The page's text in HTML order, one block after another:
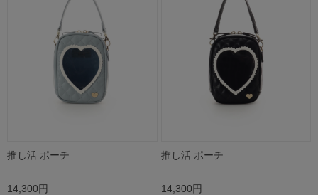
推し活 ポーチ
14,300円
推し活 ポーチ
14,300円